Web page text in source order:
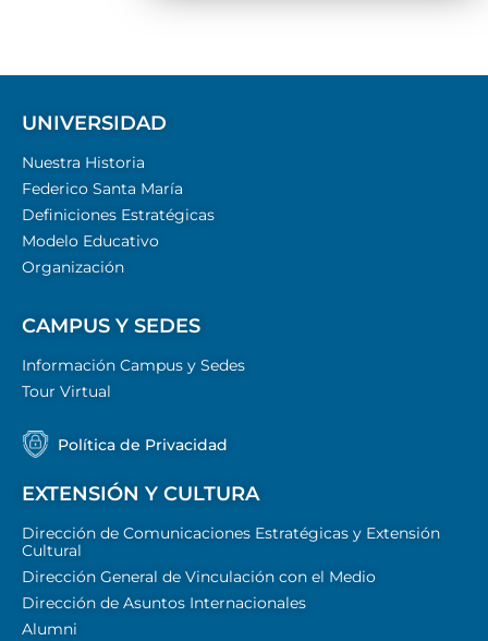
UNIVERSIDAD
Nuestra Historia
Federico Santa María
Definiciones Estratégicas
Modelo Educativo
Organización
CAMPUS Y SEDES
Información Campus y Sedes
Tour Virtual
Política de Privacidad
EXTENSIÓN Y CULTURA
Dirección de Comunicaciones Estratégicas y Extensión
Cultural
Dirección General de Vinculación con el Medio
Dirección de Asuntos Internacionales
Alumni